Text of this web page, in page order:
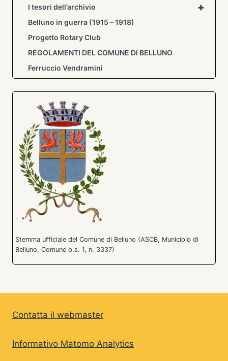
+
I tesori dell’archivio
Belluno in guerra (1915 – 1918)
Progetto Rotary Club
REGOLAMENTI DEL COMUNE DI BELLUNO
Ferruccio Vendramini
Stemma ufficiale del Comune di Belluno (ASCB, Municipio di
Belluno, Comune b.s. 1, n. 3337)
Contatta il webmaster
Informativo Matomo Analytics